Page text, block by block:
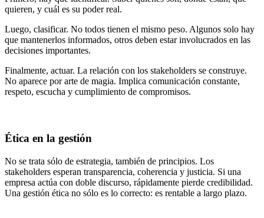
quieren, y cuál es su poder real.
Luego, clasificar. No todos tienen el mismo peso. Algunos solo hay
que mantenerlos informados, otros deben estar involucrados en las
decisiones importantes.
Finalmente, actuar. La relación con los stakeholders se construye.
No aparece por arte de magia. Implica comunicación constante,
respeto, escucha y cumplimiento de compromisos.
Ética en la gestión
No se trata sólo de estrategia, también de principios. Los
stakeholders esperan transparencia, coherencia y justicia. Si una
empresa actúa con doble discurso, rápidamente pierde credibilidad.
Una gestión ética no sólo es lo correcto: es rentable a largo plazo.